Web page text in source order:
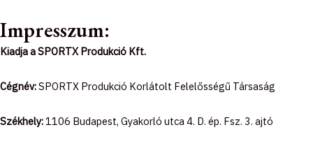
c
e
b
s
t
a
k
t
o
Impresszum:
Kiadja a SPORTX Produkció Kft.
Cégnév:SPORTX Produkció Korlátolt Felelősségű Társaság
Székhely:1106 Budapest, Gyakorló utca 4. D. ép. Fsz. 3. ajtó